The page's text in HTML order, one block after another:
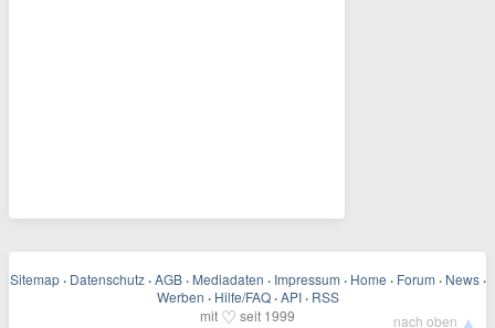
Sitemap · Datenschutz · AGB · Mediadaten · Impressum · Home · Forum · News ·
Werben · Hilfe/FAQ · API · RSS
mit ♡ seit 1999 nach oben ▲